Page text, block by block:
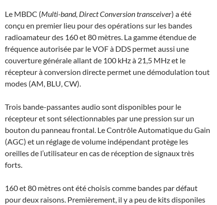
Le MBDC (Multi-band, Direct Conversion transceiver) a été
conçu en premier lieu pour des opérations sur les bandes
radioamateur des 160 et 80 mètres. La gamme étendue de
fréquence autorisée par le VOF à DDS permet aussi une
couverture générale allant de 100 kHz à 21,5 MHz et le
récepteur à conversion directe permet une démodulation tout
modes (AM, BLU, CW).
Trois bande-passantes audio sont disponibles pour le
récepteur et sont sélectionnables par une pression sur un
bouton du panneau frontal. Le Contrôle Automatique du Gain
(AGC) et un réglage de volume indépendant protège les
oreilles de l’utilisateur en cas de réception de signaux très
forts.
160 et 80 mètres ont été choisis comme bandes par défaut
pour deux raisons. Premièrement, il y a peu de kits disponiles